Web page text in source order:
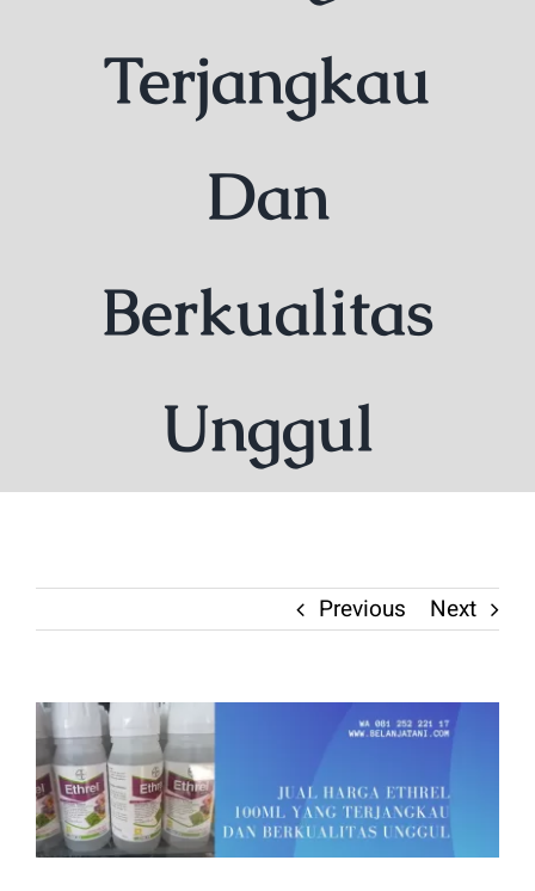
Terjangkau
Dan
Berkualitas
Unggul
Previous Next
View
Larger
Image